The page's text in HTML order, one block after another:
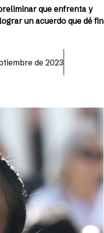
que enfrenta y
un acuerdo que dé fin
de 2023